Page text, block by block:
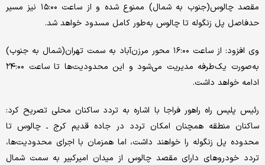
مقصد چالوس(جنوب به شمال) ممنوع شده و از ساعت ۱۵:۰۰ نیز مسیر
حدفاصل پل زنگوله تا چالوس به‌طور کامل مسدود خواهد شد.
وی افزود: از ساعت ۱۶:۰۰ محور مرزن‌آباد به سمت تهران(شمال به جنوب)
به‌صورت یک‌طرفه مدیریت می‌شود و این محدودیت‌ها تا ساعت ۲۴:۰۰
ادامه خواهد داشت.
رئیس پلیس راه راهور فراجا با اشاره به تردد ساکنان محلی تصریح کرد:
ساکنان منطقه همچنان امکان تردد در جاده قدیم کرج ـ چالوس تا
محدوده پل زنگوله را خواهند داشت، اما همزمان با اجرای محدودیت‌ها،
تردد خودروهای دارای مقصد چالوس از میدان امیرکبیر به سمت شمال